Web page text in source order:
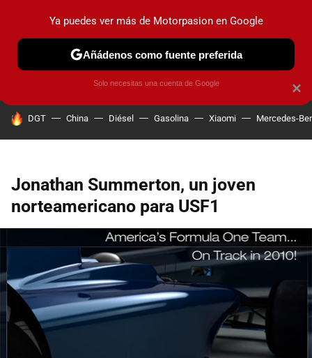
PRUEBAS COCHES ELÉCTRICOS OBSERVATORIO
HOY SE HABLA DE
DGT China Diésel Gasolina Xiaomi Mercedes-
Jonathan Summerton, un joven
norteamericano para USF1
×
Ya puedes ver más de Motorpasion en Google
Añádenos como fuente preferida
Solo necesitas una cuenta de Google